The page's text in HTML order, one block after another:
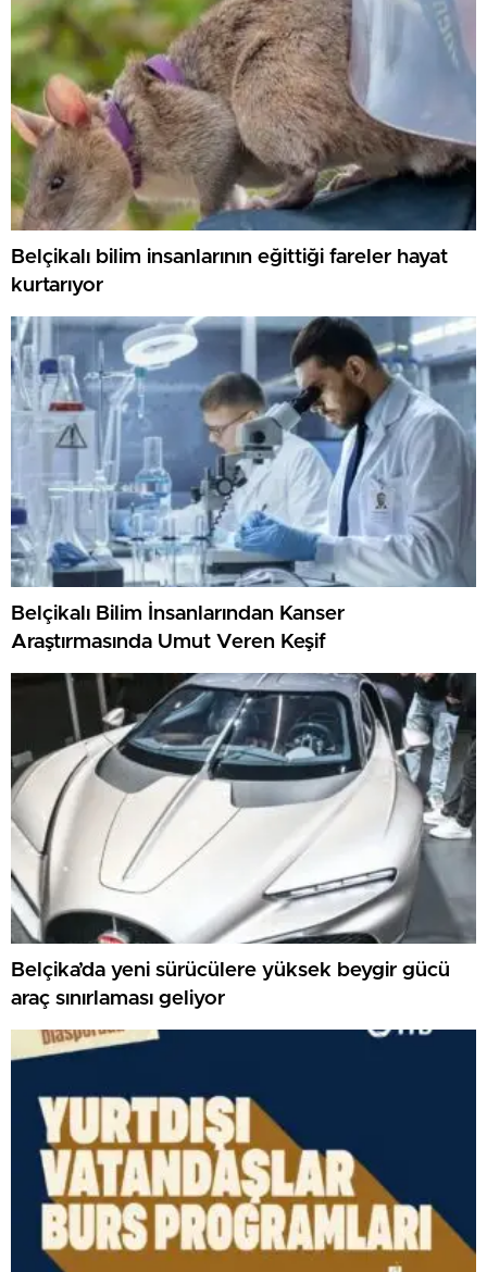
Belçikalı bilim insanlarının eğittiği fareler hayat
kurtarıyor
Belçikalı Bilim İnsanlarından Kanser
Araştırmasında Umut Veren Keşif
Belçika’da yeni sürücülere yüksek beygir gücü
araç sınırlaması geliyor